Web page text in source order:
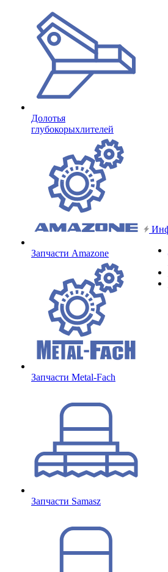
Долотья
глубокорыхлителей
Запчасти Amazone
Запчасти Metal-Fach
Запчасти Samasz